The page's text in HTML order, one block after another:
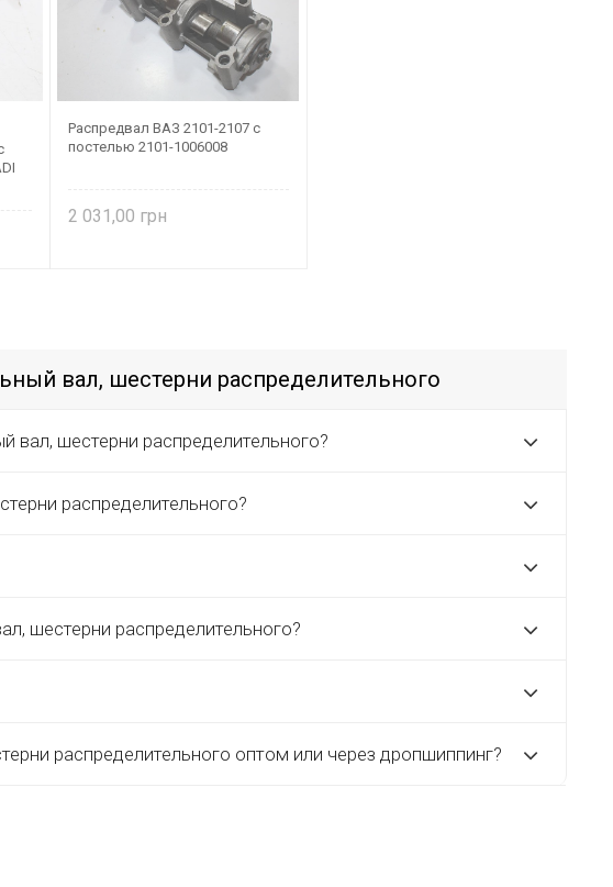
Распредвал ВАЗ 2101-2107 с
постелью 2101-1006008
2 031,00
вал, шестерни распределительного
вал, шестерни распределительного?
распределительного?
шестерни распределительного?
распределительного оптом или через дропшиппинг?